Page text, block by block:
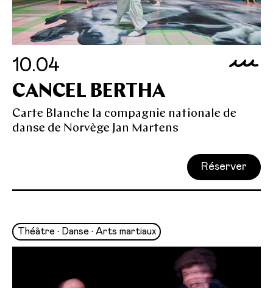
10.04
CANCEL BERTHA
Carte Blanche la compagnie nationale de
danse de Norvège Jan Martens
Réserver
Théâtre • Danse • Arts martiaux